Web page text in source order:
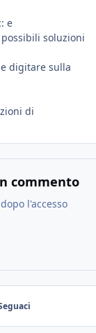
e
soluzioni
digitare sulla
di
commento
l'accesso